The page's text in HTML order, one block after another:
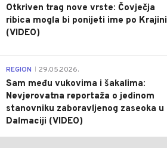
Otkriven trag nove vrste: Čovječja
ribica mogla bi ponijeti ime po Krajini
(VIDEO)
REGION 29.05.2026.
Sam među vukovima i šakalima:
Nevjerovatna reportaža o jedinom
stanovniku zaboravljenog zaseoka u
Dalmaciji (VIDEO)